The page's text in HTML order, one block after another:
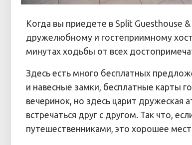
Когда вы приедете в Split Guesthouse
дружелюбному и гостеприимному
минутах ходьбы от всех
Здесь есть много бесплатных
и навесные замки, бесплатные карты
вечеринок, но здесь царит дружеская
встречаться друг с другом. Так что,
путешественниками, это хорошее